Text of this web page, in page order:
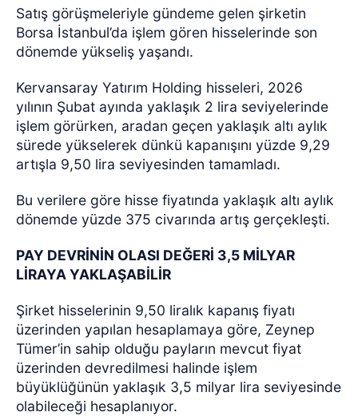
Satış görüşmeleriyle gündeme gelen şirketin
Borsa İstanbul’da işlem gören hisselerinde son
dönemde yükseliş yaşandı.
Kervansaray Yatırım Holding hisseleri, 2026
yılının Şubat ayında yaklaşık 2 lira seviyelerinde
işlem görürken, aradan geçen yaklaşık altı aylık
sürede yükselerek dünkü kapanışını yüzde 9,29
artışla 9,50 lira seviyesinden tamamladı.
Bu verilere göre hisse fiyatında yaklaşık altı aylık
dönemde yüzde 375 civarında artış gerçekleşti.
PAY DEVRİNİN OLASI DEĞERİ 3,5 MİLYAR
LİRAYA YAKLAŞABİLİR
Şirket hisselerinin 9,50 liralık kapanış fiyatı
üzerinden yapılan hesaplamaya göre, Zeynep
Tümer’in sahip olduğu payların mevcut fiyat
üzerinden devredilmesi halinde işlem
büyüklüğünün yaklaşık 3,5 milyar lira seviyesinde
olabileceği hesaplanıyor.